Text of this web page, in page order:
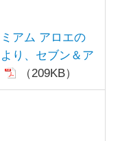
アム アロエの
り、セブン＆ア
（209KB）